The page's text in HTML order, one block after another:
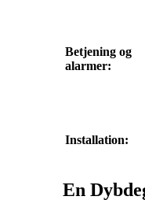
Betjening og
alarmer:
Installation:
En